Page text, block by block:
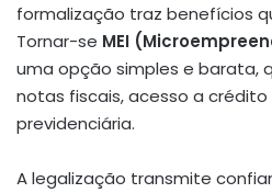
formalização traz benefícios
Tornar-se MEI
uma opção simples e barata,
notas fiscais, acesso a
previdenciária.
A legalização transmite